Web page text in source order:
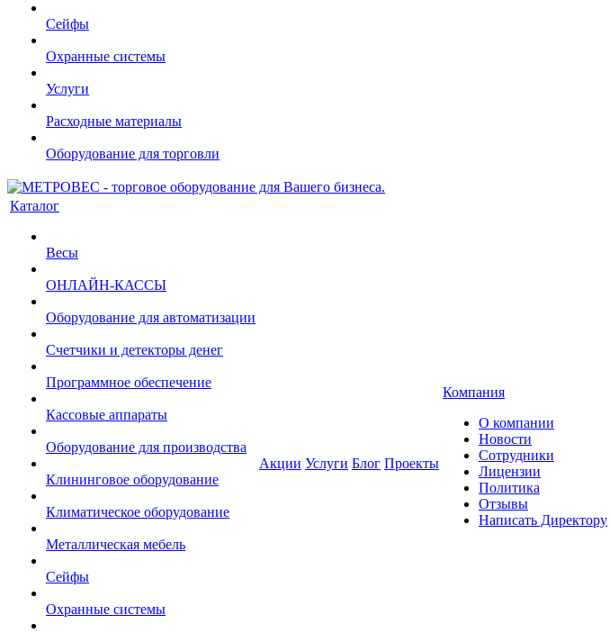
Сейфы
Охранные системы
Услуги
Расходные материалы
Оборудование для торговли
Каталог
Весы
ОНЛАЙН-КАССЫ
Оборудование для автоматизации
Счетчики и детекторы денег
Программное обеспечение
Кассовые аппараты
Оборудование для производства
Клининговое оборудование
Климатическое оборудование
Металлическая мебель
Сейфы
Охранные системы
Акции Услуги Блог Проекты
Компания
О компании
Новости
Сотрудники
Лицензии
Политика
Отзывы
Написать Директору